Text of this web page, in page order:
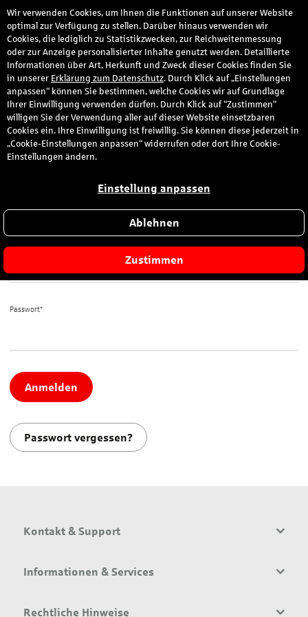
Anmeldung
Bitte melden Sie sich hier mit Ihrer E-Mail-Adresse und dem von
Ihnen gewählten Passwort an.
Sie sind zum ersten Mal hier?
Passwort*
Anmelden
Passwort vergessen?
Kontakt & Support
Informationen & Services
Rechtliche Hinweise
Wir verwenden Cookies, um Ihnen die Funktionen auf unserer Website
optimal zur Verfügung zu stellen. Darüber hinaus verwenden wir
Cookies, die lediglich zu Statistikzwecken, zur Reichweitenmessung
oder zur Anzeige personalisierter Inhalte genutzt werden. Detaillierte
Informationen über Art, Herkunft und Zweck dieser Cookies finden Sie
in unserer Erklärung zum Datenschutz. Durch Klick auf „Einstellungen
anpassen“ können Sie bestimmen, welche Cookies wir auf Grundlage
Ihrer Einwilligung verwenden dürfen. Durch Klick auf “Zustimmen“
willigen Sie der Verwendung aller auf dieser Website einsetzbaren
Cookies ein. Ihre Einwilligung ist freiwillig. Sie können diese jederzeit in
„Cookie-Einstellungen anpassen“ widerrufen oder dort Ihre Cookie-
Einstellungen ändern.
Einstellung anpassen
Ablehnen
Zustimmen